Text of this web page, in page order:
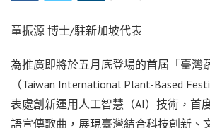
童振源 博士/駐新加坡代表
為推廣即將於五月底登場的首屆「臺灣
（Taiwan International Plant-Based
表處創新運用人工智慧（AI）技術，首
語宣傳歌曲，展現臺灣結合科技創新、